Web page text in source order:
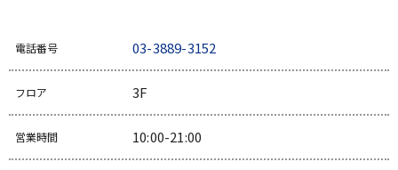
電話番号 03-3889-3152
フロア 3F
営業時間 10:00-21:00